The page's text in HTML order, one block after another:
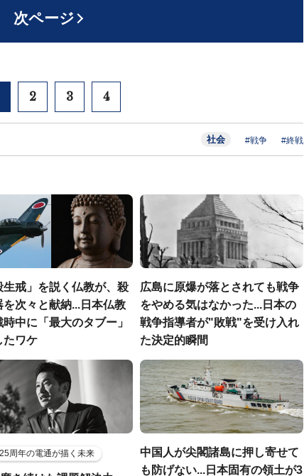
次ページ
2 3 4
社会 #戦争 #終戦
生戒」を説く仏教が、殺
を次々と献納...日本仏教
中に「最大のタブー」
たワケ
広島に原爆が落とされても戦争
をやめる気はなかった...日本の
戦争指導者が"敗戦"を受け入れ
た決定的瞬間
周年の電通が描く未来
中国人が尖閣諸島に押し寄せて
も防げない...日本固有の領土が3